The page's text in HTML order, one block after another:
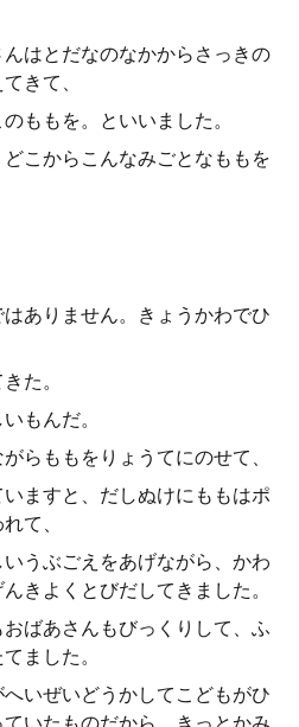
はとだなのなかからさっきの
きて、
ももを。といいました。
こからこんなみごとなももを
ありません。きょうかわでひ
た。
もんだ。
らももをりょうてにのせて、
ますと、だしぬけにももはポ
て、
うぶごえをあげながら、かわ
きよくとびだしてきました。
ばあさんもびっくりして、ふ
ました。
いぜいどうかしてこどもがひ